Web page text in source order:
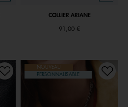
COLLIER ARIANE
91,00 €
NOUVEAU
PERSONNALISABLE